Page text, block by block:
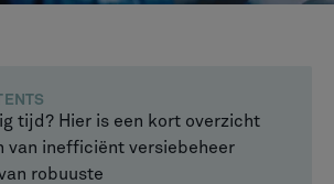
tijd? Hier is een kort overzicht
van inefficiënt versiebeheer
robuuste